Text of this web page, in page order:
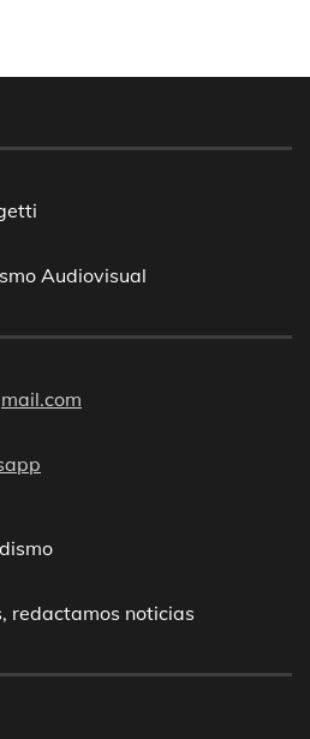
Audiovisual
redactamos noticias